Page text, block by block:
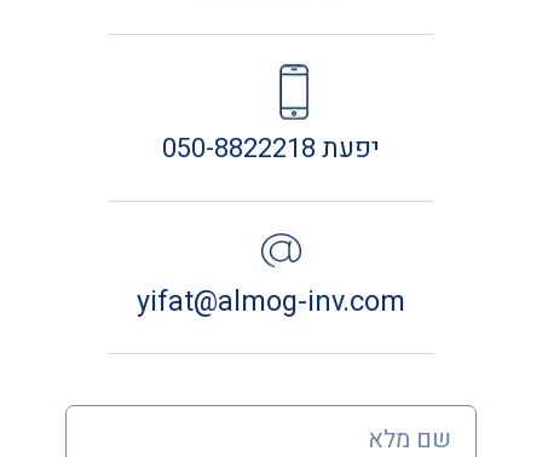
יפעת 050-8822218
yifat@almog-inv.com